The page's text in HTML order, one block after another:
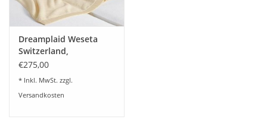
Dreamplaid Weseta
Switzerland,
Sommerplaid
€275,00
* Inkl. MwSt. zzgl.
Versandkosten